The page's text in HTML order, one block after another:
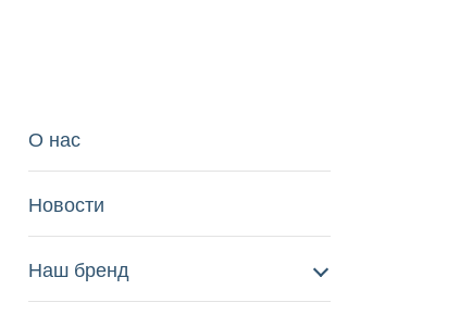
О нас
Новости
Наш бренд